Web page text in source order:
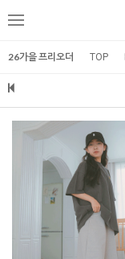
메
26가을 프리오더 TOP